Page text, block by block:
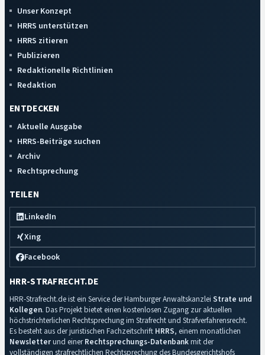
Unser Konzept
HRRS unterstützen
HRRS zitieren
Publizieren
Redaktionelle Richtlinien
Redaktion
ENTDECKEN
Aktuelle Ausgabe
HRRS-Beiträge suchen
Archiv
Rechtsprechung
TEILEN
LinkedIn
Xing
Facebook
HRR-STRAFRECHT.DE
HRR-Strafrecht.de ist ein Service der Hamburger Anwaltskanzlei Strate und
Kollegen. Das Projekt bietet einen kostenlosen Zugang zur aktuellen
höchstrichterlichen Rechtsprechung im Strafrecht und Strafverfahrensrecht.
Es besteht aus der juristischen Fachzeitschrift HRRS, einem monatlichen
Newsletterund einerRechtsprechungs-Datenbankmit der
vollständigen strafrechtlichen Rechtsprechung des Bundesgerichtshofs